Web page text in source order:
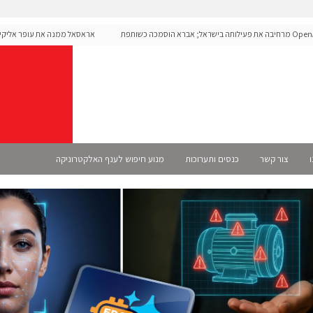
OpenAI מרחיבה את פעילותה בישראל; אברא הוסמכה כשותפת
אראסאל ממנה את עופר אליקים
צור קשר כנסים ותערוכות מנוע חיפוש לענף האלקטרוניקה